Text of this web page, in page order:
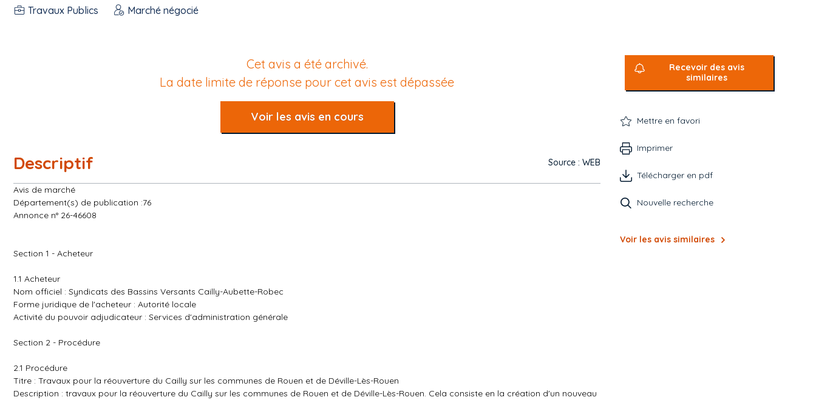
Travaux Publics Marché négocié
Cet avis a été archivé.
La date limite de réponse pour cet avis est dépassée
Voir les avis en cours
Descriptif Source : WEB
Avis de marché
Département(s) de publication :76
Annonce n° 26-46608
Section 1 - Acheteur
1.1 Acheteur
Nom officiel : Syndicats des Bassins Versants Cailly-Aubette-Robec
Forme juridique de l'acheteur : Autorité locale
Activité du pouvoir adjudicateur : Services d'administration générale
Section 2 - Procédure
2.1 Procédure
Titre : Travaux pour la réouverture du Cailly sur les communes de Rouen et de Déville-Lès-Rouen
Description : travaux pour la réouverture du Cailly sur les communes de Rouen et de Déville-Lès-Rouen. Cela consiste en la création d'un nouveau
Recevoir des avis
similaires
Mettre en favori
Imprimer
Télécharger en pdf
Nouvelle recherche
Voir les avis similaires